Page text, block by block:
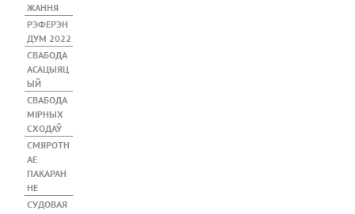
ЖАННЯ
РЭФЕРЭН
ДУМ 2022
СВАБОДА
АСАЦЫЯЦ
ЫЙ
СВАБОДА
МІРНЫХ
СХОДАЎ
СМЯРОТН
АЕ
ПАКАРАН
НЕ
СУДОВАЯ